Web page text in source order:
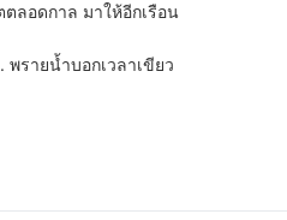
ลอดกาล มาให้อีกเรือน
รายน้ำบอกเวลาเขียว